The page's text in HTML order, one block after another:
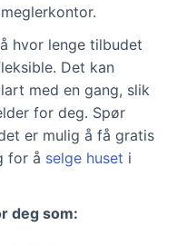
hvor lenge tilbudet
Det kan
med en gang, slik
for deg. Spør
er mulig å få gratis
for å selge huset i
deg som: